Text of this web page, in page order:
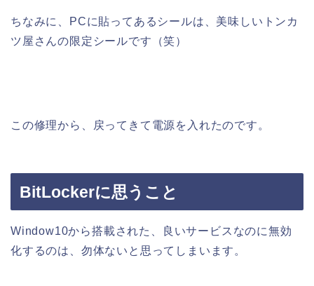
ちなみに、PCに貼ってあるシールは、美味しいトンカ
ツ屋さんの限定シールです（笑）
この修理から、戻ってきて電源を入れたのです。
BitLockerに思うこと
Window10から搭載された、良いサービスなのに無効
化するのは、勿体ないと思ってしまいます。